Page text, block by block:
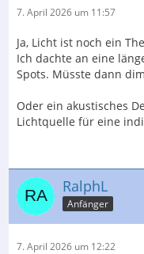
7. April 2026 um 11:57
Ja, Licht ist noch ein
Ich dachte an eine
Spots. Müsste dann
Oder ein akustisches
Lichtquelle für eine
RalphL
Anfänger
7. April 2026 um 12:22